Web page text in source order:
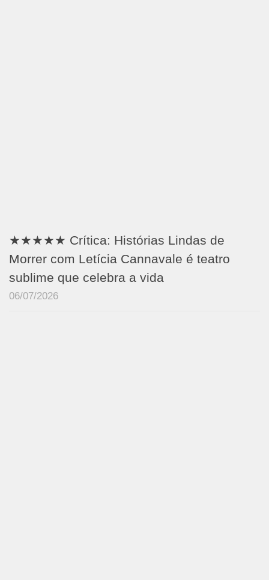
★★★★★ Crítica: Histórias Lindas de
Morrer com Letícia Cannavale é teatro
sublime que celebra a vida
06/07/2026